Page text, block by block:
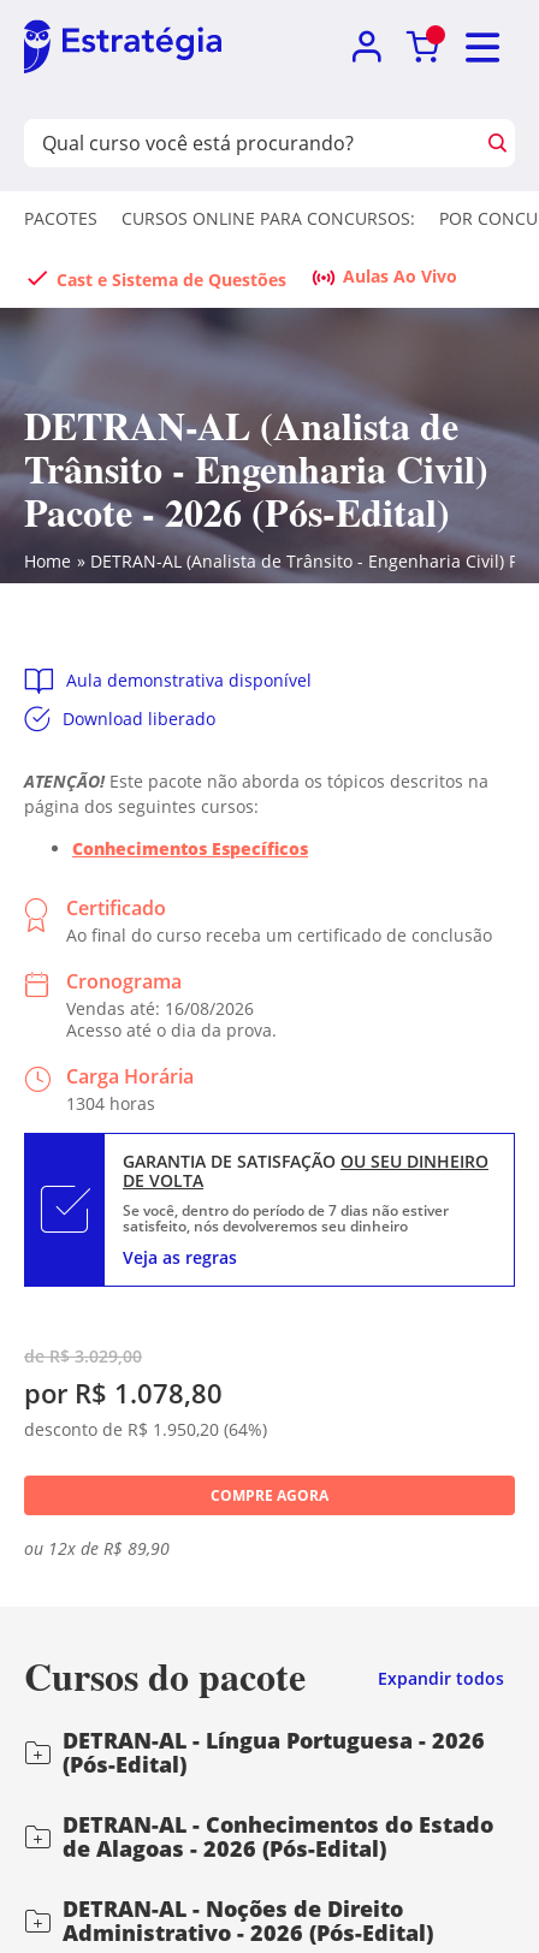
PACOTES CURSOS ONLINE PARA CONCURSOS: POR
Cast e Sistema de Questões Aulas Ao Vivo
DETRAN-AL (Analista de
Trânsito - Engenharia Civil)
Pacote - 2026 (Pós-Edital)
Home DETRAN-AL (Analista de Trânsito - Engenharia Civil)
Aula demonstrativa disponível
Download liberado
ATENÇÃO! Este pacote não aborda os tópicos descritos na
página dos seguintes cursos:
Conhecimentos Específicos
de R$ 3.029,00
por R$ 1.078,80
desconto de R$ 1.950,20 (64%)
COMPRE AGORA
ou 12x de R$ 89,90
Certificado
Ao final do curso receba um certificado de conclusão
Cronograma
Vendas até: 16/08/2026
Acesso até o dia da prova.
Carga Horária
1304 horas
GARANTIA DE SATISFAÇÃO OU SEU DINHEIRO
DE VOLTA
Se você, dentro do período de 7 dias não estiver
satisfeito, nós devolveremos seu dinheiro
Veja as regras
Cursos do pacote Expandir todos
DETRAN-AL - Língua Portuguesa - 2026
(Pós-Edital)
DETRAN-AL - Conhecimentos do Estado
de Alagoas - 2026 (Pós-Edital)
DETRAN-AL - Noções de Direito
Administrativo - 2026 (Pós-Edital)